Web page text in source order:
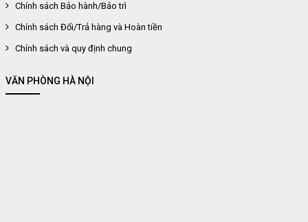
Chính sách Bảo hành/Bảo trì
Chính sách Đổi/Trả hàng và Hoàn tiền
Chính sách và quy định chung
VĂN PHÒNG HÀ NỘI